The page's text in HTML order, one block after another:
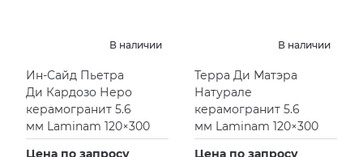
В наличии
Ин-Сайд Пьетра
Ди Кардозо Неро
керамогранит 5.6
мм Laminam 120×300
В наличии
Терра Ди Матэра
Натурале
керамогранит 5.6
мм Laminam 120×300